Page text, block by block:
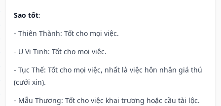
Sao tốt:
- Thiên Thành: Tốt cho mọi việc.
- U Vi Tinh: Tốt cho mọi việc.
- Tục Thế: Tốt cho mọi việc, nhất là việc hôn nhân giá thú
(cưới xin).
- Mẫu Thương: Tốt cho việc khai trương hoặc cầu tài lộc.